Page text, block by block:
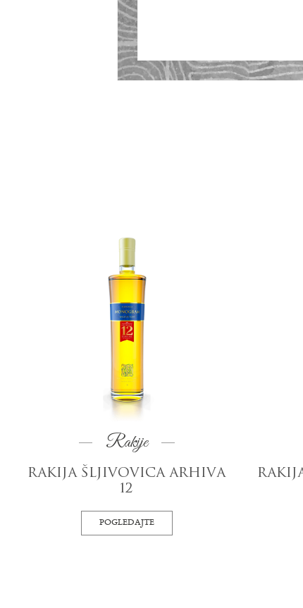
Rakije
RAKIJA ŠLJIVOVICA ARHIVA
12
POGLEDAJTE